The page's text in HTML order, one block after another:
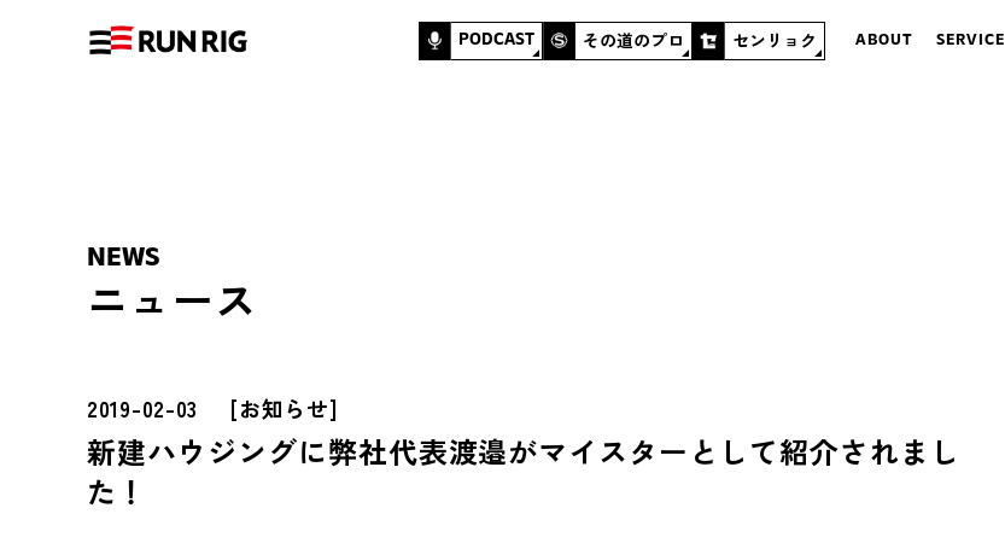
PODCAST その道のプロ センリョク ABOUT SERVICE
NEWS
ニュース
2019-02-03 [お知らせ]
新建ハウジングに弊社代表渡邉がマイスターとして紹介されまし
た！